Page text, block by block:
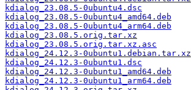
kdialog_23.08.5-0ubuntu4.dsc
kdialog_23.08.5-0ubuntu4_amd64.deb
kdialog_23.08.5-0ubuntu4_arm64.deb
kdialog_23.08.5.orig.tar.xz
kdialog_23.08.5.orig.tar.xz.asc
kdialog_24.12.3-0ubuntu1.debian.tar.xz
kdialog_24.12.3-0ubuntu1.dsc
kdialog_24.12.3-0ubuntu1_amd64.deb
kdialog_24.12.3-0ubuntu1_arm64.deb